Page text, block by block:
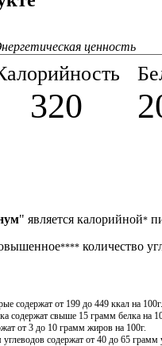
ценность
320
" является калорийной*
****количество
содержат от 199 до 449 ккал на 100г.
содержат свыше 15 грамм белка на
от 3 до 10 грамм жиров на 100г.
содержат от 40 до 65 грамм